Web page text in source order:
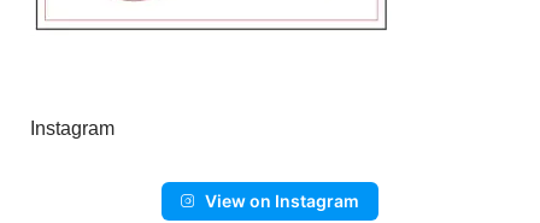
Instagram
View on Instagram